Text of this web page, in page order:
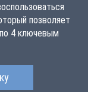
позволяет
4 ключевым